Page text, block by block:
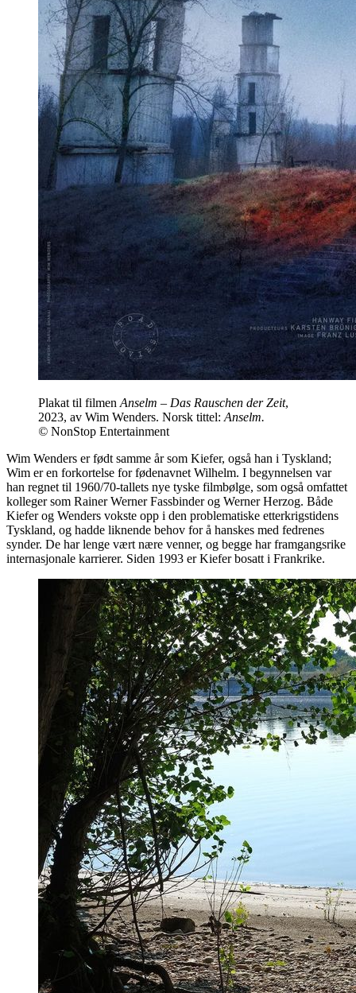
Plakat til filmen Anselm – Das Rauschen der Zeit,
2023, av Wim Wenders. Norsk tittel: Anselm.
© NonStop Entertainment
Wim Wenders er født samme år som Kiefer, også han i Tyskland;
Wim er en forkortelse for fødenavnet Wilhelm. I begynnelsen var
han regnet til 1960/70-tallets nye tyske filmbølge, som også omfattet
kolleger som Rainer Werner Fassbinder og Werner Herzog. Både
Kiefer og Wenders vokste opp i den problematiske etterkrigstidens
Tyskland, og hadde liknende behov for å hanskes med fedrenes
synder. De har lenge vært nære venner, og begge har framgangsrike
internasjonale karrierer. Siden 1993 er Kiefer bosatt i Frankrike.